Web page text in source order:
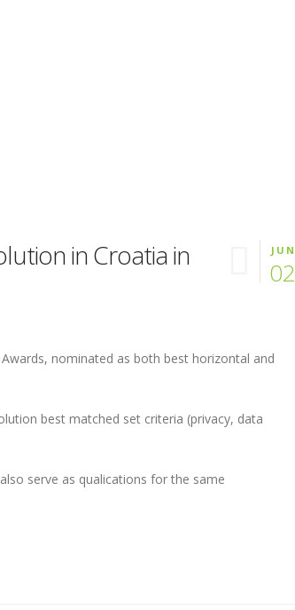
JUN
02
in Croatia in
nominated as both best horizontal and
best matched set criteria (privacy, data
serve as qualications for the same